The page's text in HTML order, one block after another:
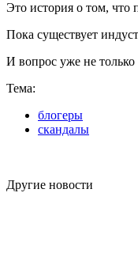
Это история о том, что
Пока существует
И вопрос уже не
Тема:
блогеры
скандалы
Другие новости